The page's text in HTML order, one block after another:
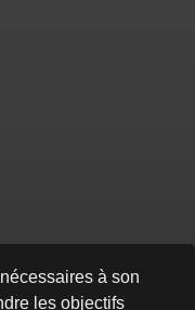
à son
les objectifs